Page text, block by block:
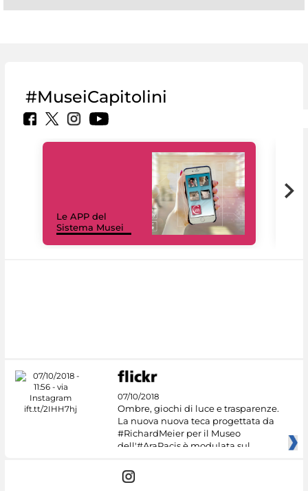
#MuseiCapitolini
Le APP del
Sistema Musei
07/10/2018
Ombre, giochi di luce e trasparenze.
La nuova nuova teca progettata da
#RichardMeier per il Museo
dell'#AraPacis è modulata sul